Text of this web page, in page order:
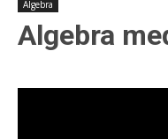
Algebra
Algebra